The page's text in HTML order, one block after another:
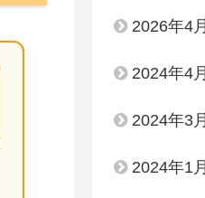
2026年4月
2024年4月
2024年3月
2024年1月